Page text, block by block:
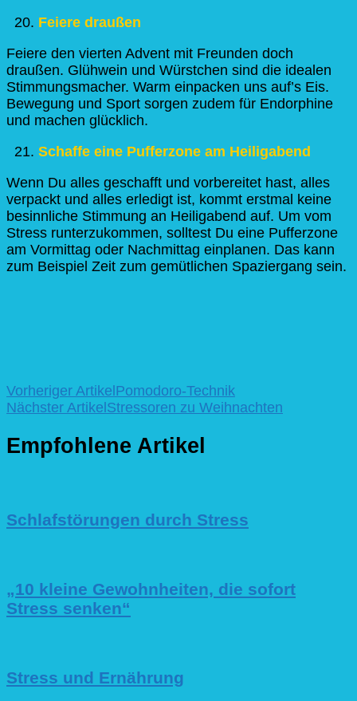
Feiere draußen
Feiere den vierten Advent mit Freunden doch
draußen. Glühwein und Würstchen sind die idealen
Stimmungsmacher. Warm einpacken uns auf’s Eis.
Bewegung und Sport sorgen zudem für Endorphine
und machen glücklich.
Schaffe eine Pufferzone am Heiligabend
Wenn Du alles geschafft und vorbereitet hast, alles
verpackt und alles erledigt ist, kommt erstmal keine
besinnliche Stimmung an Heiligabend auf. Um vom
Stress runterzukommen, solltest Du eine Pufferzone
am Vormittag oder Nachmittag einplanen. Das kann
zum Beispiel Zeit zum gemütlichen Spaziergang sein.
Beitragsnavigation
Vorheriger ArtikelPomodoro-Technik
Nächster ArtikelStressoren zu Weihnachten
Empfohlene Artikel
Schlafstörungen durch Stress
„10 kleine Gewohnheiten, die sofort
Stress senken“
Stress und Ernährung